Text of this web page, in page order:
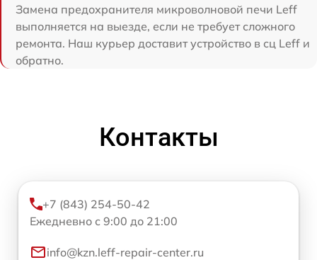
Замена предохранителя микроволновой печи Leff
выполняется на выезде, если не требует сложного
ремонта. Наш курьер доставит устройство в сц Leff и
обратно.
Контакты
+7 (843) 254-50-42
Ежедневно с 9:00 до 21:00
info@kzn.leff-repair-center.ru